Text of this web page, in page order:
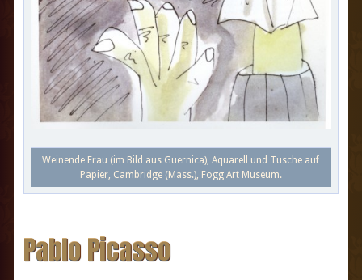
Weinende Frau (im Bild aus Guernica), Aquarell und Tusche auf
Papier, Cambridge (Mass.), Fogg Art Museum.
Pablo Picasso